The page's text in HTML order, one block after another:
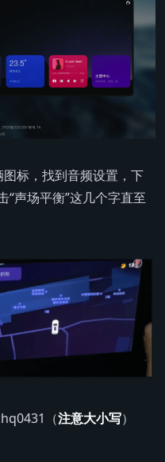
标，找到音频设置，下
“声场平衡”这几个字直至
（注意大小写）